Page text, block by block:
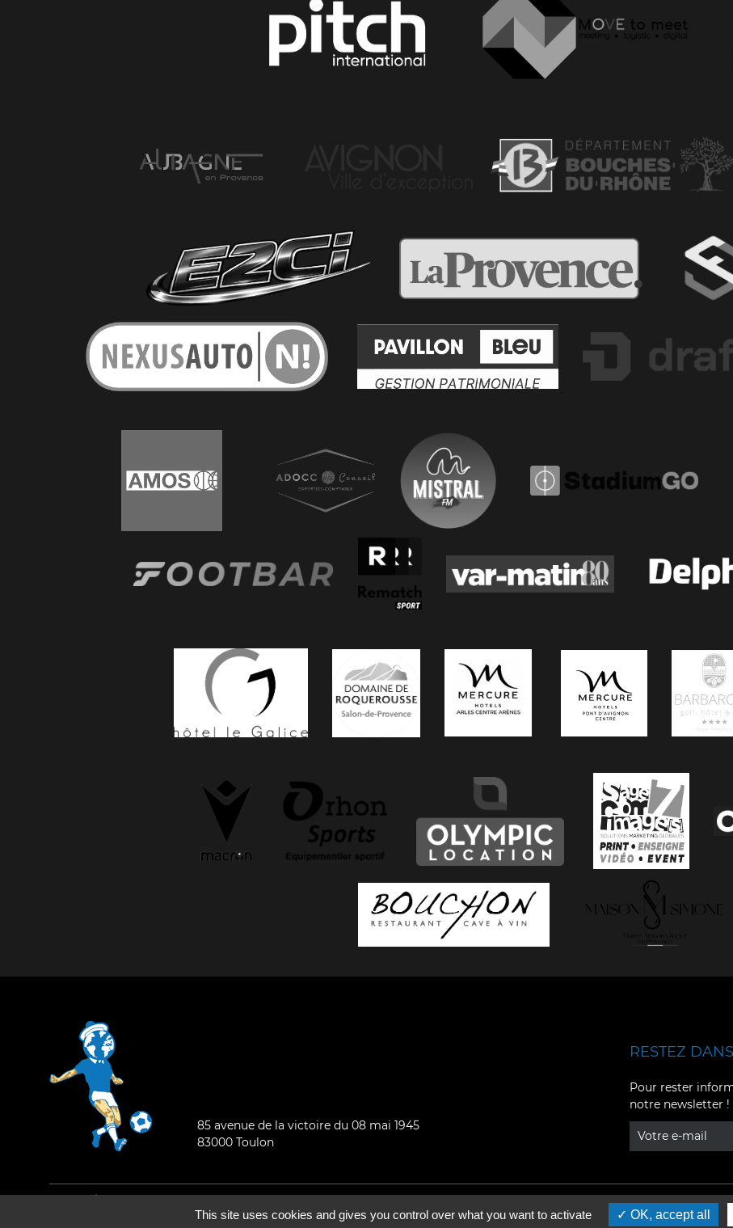
85 avenue de la victoire du 08 mai 1945
83000 Toulon
YouTube
RESTEZ
Pour rester
notre newsletter !
Mentions légales-Qui sommes-nous ?
©2026 - Tous droits réservés - Conception :epartenair e
This site uses cookies and gives you control over what you want to activate OK, accept all